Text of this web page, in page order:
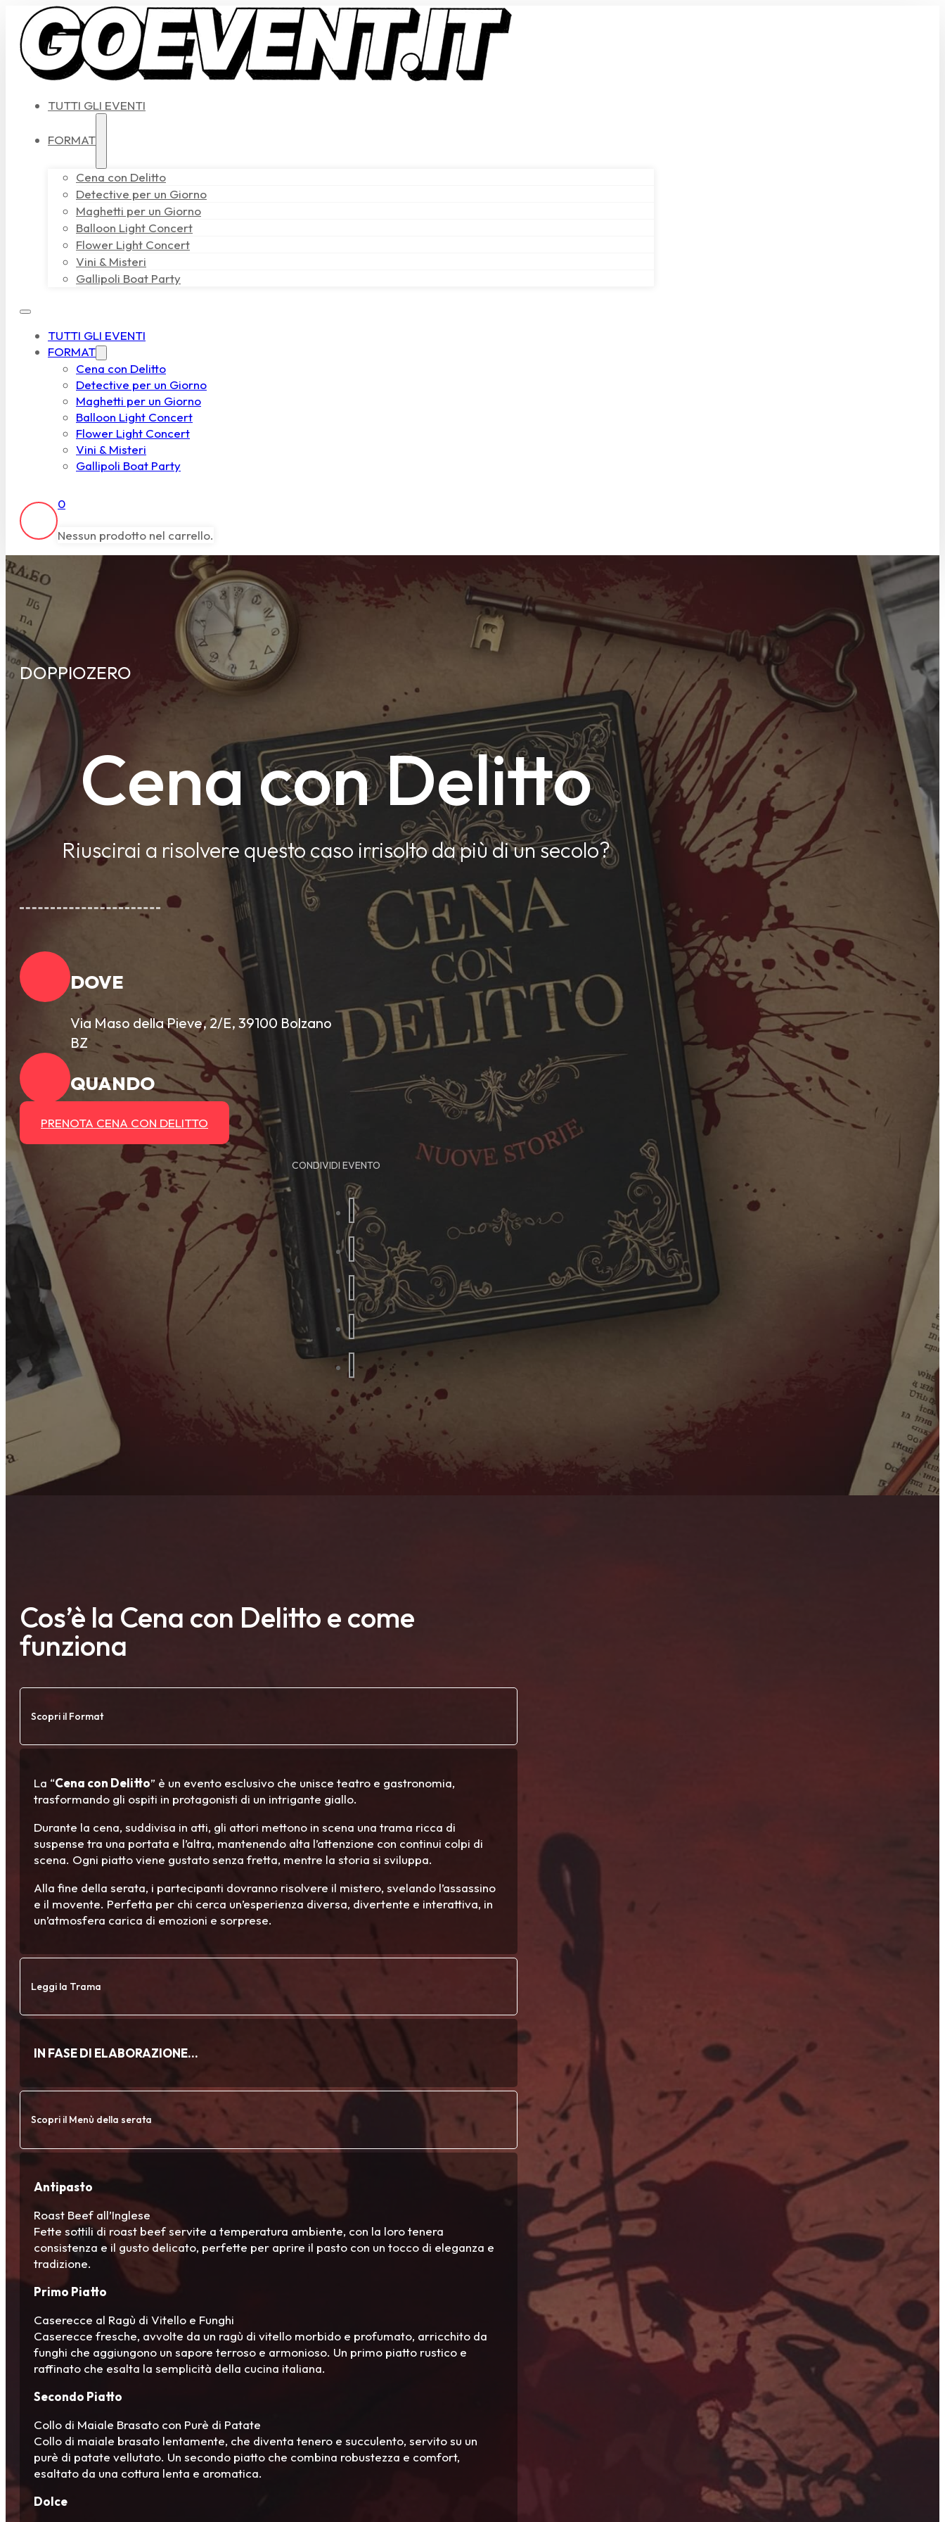
TUTTI GLI EVENTI
FORMAT
Cena con Delitto
Detective per un Giorno
Maghetti per un Giorno
Balloon Light Concert
Flower Light Concert
Vini & Misteri
Gallipoli Boat Party
TUTTI GLI EVENTI
FORMAT
Cena con Delitto
Detective per un Giorno
Maghetti per un Giorno
Balloon Light Concert
Flower Light Concert
Vini & Misteri
Gallipoli Boat Party
0
Nessun prodotto nel carrello.
DOPPIOZERO
Cena con Delitto
Riuscirai a risolvere questo caso irrisolto da più di un secolo?
DOVE
Via Maso della Pieve, 2/E, 39100 Bolzano
BZ
QUANDO
PRENOTA CENA CON DELITTO
CONDIVIDI EVENTO
Cos’è la Cena con Delitto e come
funziona
Scopri il Format
La “Cena con Delitto” è un evento esclusivo che unisce teatro e gastronomia,
trasformando gli ospiti in protagonisti di un intrigante giallo.
Durante la cena, suddivisa in atti, gli attori mettono in scena una trama ricca di
suspense tra una portata e l’altra, mantenendo alta l’attenzione con continui colpi di
scena. Ogni piatto viene gustato senza fretta, mentre la storia si sviluppa.
Alla fine della serata, i partecipanti dovranno risolvere il mistero, svelando l’assassino
e il movente. Perfetta per chi cerca un’esperienza diversa, divertente e interattiva, in
un’atmosfera carica di emozioni e sorprese.
Leggi la Trama
IN FASE DI ELABORAZIONE…
Scopri il Menù della serata
Antipasto
Roast Beef all’Inglese
Fette sottili di roast beef servite a temperatura ambiente, con la loro tenera
consistenza e il gusto delicato, perfette per aprire il pasto con un tocco di eleganza e
tradizione.
Primo Piatto
Caserecce al Ragù di Vitello e Funghi
Caserecce fresche, avvolte da un ragù di vitello morbido e profumato, arricchito da
funghi che aggiungono un sapore terroso e armonioso. Un primo piatto rustico e
raffinato che esalta la semplicità della cucina italiana.
Secondo Piatto
Collo di Maiale Brasato con Purè di Patate
Collo di maiale brasato lentamente, che diventa tenero e succulento, servito su un
purè di patate vellutato. Un secondo piatto che combina robustezza e comfort,
esaltato da una cottura lenta e aromatica.
Dolce